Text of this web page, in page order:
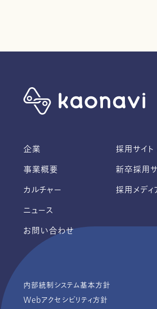
企業
事業概要
カルチャー
ニュース
お問い合わせ
採用サイト
新卒採用サ
採用メディ
内部統制システム基本方針
Webアクセシビリティ方針